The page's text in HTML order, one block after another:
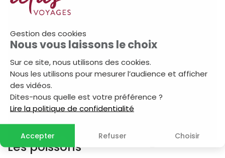
Gestion des cookies
Nous vous laissons le choix
Sur ce site, nous utilisons des cookies.
Nous les utilisons pour mesurer l’audience et afficher
des vidéos.
Dites-nous quelle est votre préférence ?
Lire la politique de confidentialité
Accepter Refuser Choisir
Les poissons